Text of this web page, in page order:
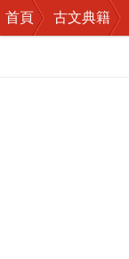
首頁 古文典籍